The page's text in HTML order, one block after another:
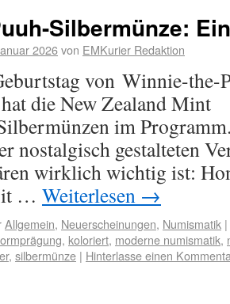
Silbermünze:
2026von EMKurier Redaktion
von Winnie-the-
die New Zealand Mint
im
nostalgisch gestalteten
wirklich wichtig ist:
… Weiterlesen →
Allgemein, Neuerscheinungen, Numismatik |
, koloriert, moderne numismatik,
, silbermünze | Hinterlasse einen